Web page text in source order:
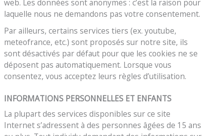
web. Les données sont anonymes : c’est la raison pour
laquelle nous ne demandons pas votre consentement.
Par ailleurs, certains services tiers (ex. youtube,
meteofrance, etc.) sont proposés sur notre site, ils
sont désactivés par défaut pour que les cookies ne se
déposent pas automatiquement. Lorsque vous
consentez, vous acceptez leurs règles d’utilisation.
INFORMATIONS PERSONNELLES ET ENFANTS
La plupart des services disponibles sur ce site
Internet s’adressent à des personnes âgées de 15 ans